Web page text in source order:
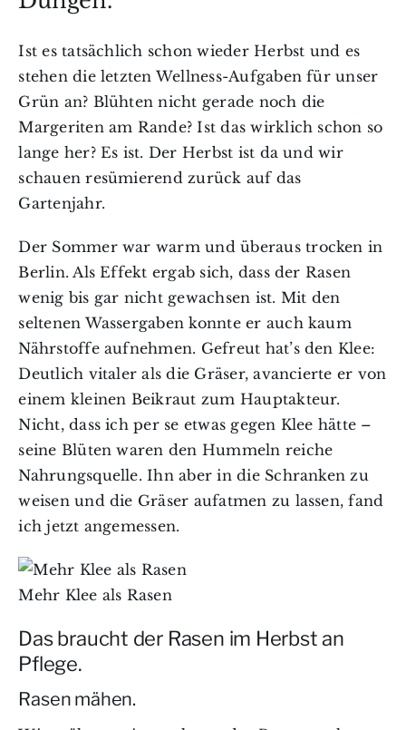
Ist es tatsächlich schon wieder Herbst und es
stehen die letzten Wellness-Aufgaben für unser
Grün an? Blühten nicht gerade noch die
Margeriten am Rande? Ist das wirklich schon so
lange her? Es ist. Der Herbst ist da und wir
schauen resümierend zurück auf das
Gartenjahr.
Der Sommer war warm und überaus trocken in
Berlin. Als Effekt ergab sich, dass der Rasen
wenig bis gar nicht gewachsen ist. Mit den
seltenen Wassergaben konnte er auch kaum
Nährstoffe aufnehmen. Gefreut hat’s den Klee:
Deutlich vitaler als die Gräser, avancierte er von
einem kleinen Beikraut zum Hauptakteur.
Nicht, dass ich per se etwas gegen Klee hätte –
seine Blüten waren den Hummeln reiche
Nahrungsquelle. Ihn aber in die Schranken zu
weisen und die Gräser aufatmen zu lassen, fand
ich jetzt angemessen.
Mehr Klee als Rasen
Das braucht der Rasen im Herbst an
Pflege.
Rasen mähen.